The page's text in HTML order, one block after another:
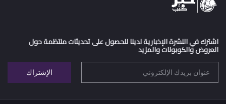
اشترك في النشرة الإخبارية لدينا للحصول على تحديثات منتظمة حول
العروض والكوبونات والمزيد
الإشتراك